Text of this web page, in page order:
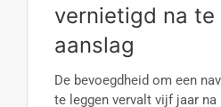
vernietigd na te
aanslag
De bevoegdheid om een
te leggen vervalt vijf jaar